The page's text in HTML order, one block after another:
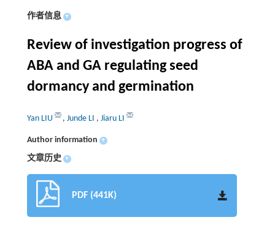
作者信息 +
Review of investigation progress of
ABA and GA regulating seed
dormancy and germination
Yan LIU , Junde LI , Jiaru LI
Author information +
文章历史 +
PDF (441K)